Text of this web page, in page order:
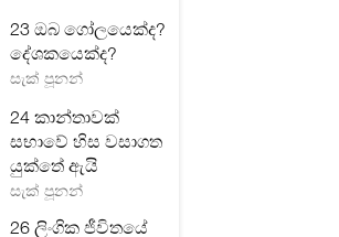
23 ඔබ ගෝලයෙක්ද?
දේශකයෙක්ද?
සැක් පූනන්
24 කාන්තාවක්
සභාවේ හිස වසාගත
යුක්තේ ඇයි
සැක් පූනන්
26 ලිංගික ජීවිතයේ